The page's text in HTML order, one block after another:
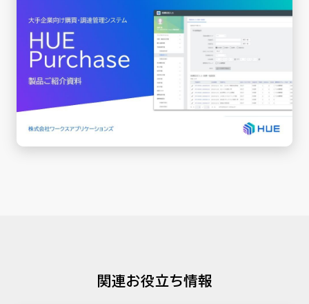
関連お役立ち情報